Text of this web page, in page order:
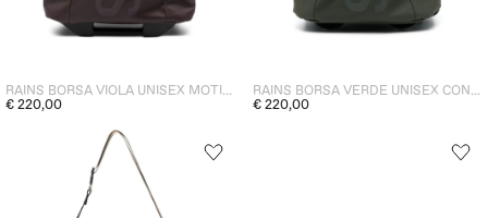
RAINS BORSA VIOLA UNISEX MOTIVO LOGO
€ 220,00
RAINS BORSA VERDE UNISEX CON RUOTE
€ 220,00